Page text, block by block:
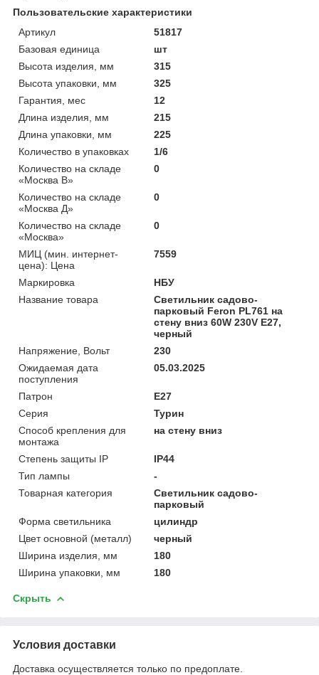
Пользовательские характеристики
Артикул
51817
Базовая единица
шт
Высота изделия, мм
315
Высота упаковки, мм
325
Гарантия, мес
12
Длина изделия, мм
215
Длина упаковки, мм
225
Количество в упаковках
1/6
Количество на складе
«Москва В»
0
Количество на складе
«Москва Д»
0
Количество на складе
«Москва»
0
МИЦ (мин. интернет-
цена): Цена
7559
Маркировка
НБУ
Название товара
Светильник садово-
парковый Feron PL761 на
стену вниз 60W 230V E27,
черный
Напряжение, Вольт
230
Ожидаемая дата
поступления
05.03.2025
Патрон
E27
Серия
Турин
Способ крепления для
монтажа
на стену вниз
Степень защиты IP
IP44
Тип лампы
-
Товарная категория
Светильник садово-
парковый
Форма светильника
цилиндр
Цвет основной (металл)
черный
Ширина изделия, мм
180
Ширина упаковки, мм
180
Скрыть
Условия доставки
Доставка осуществляется только по предоплате.